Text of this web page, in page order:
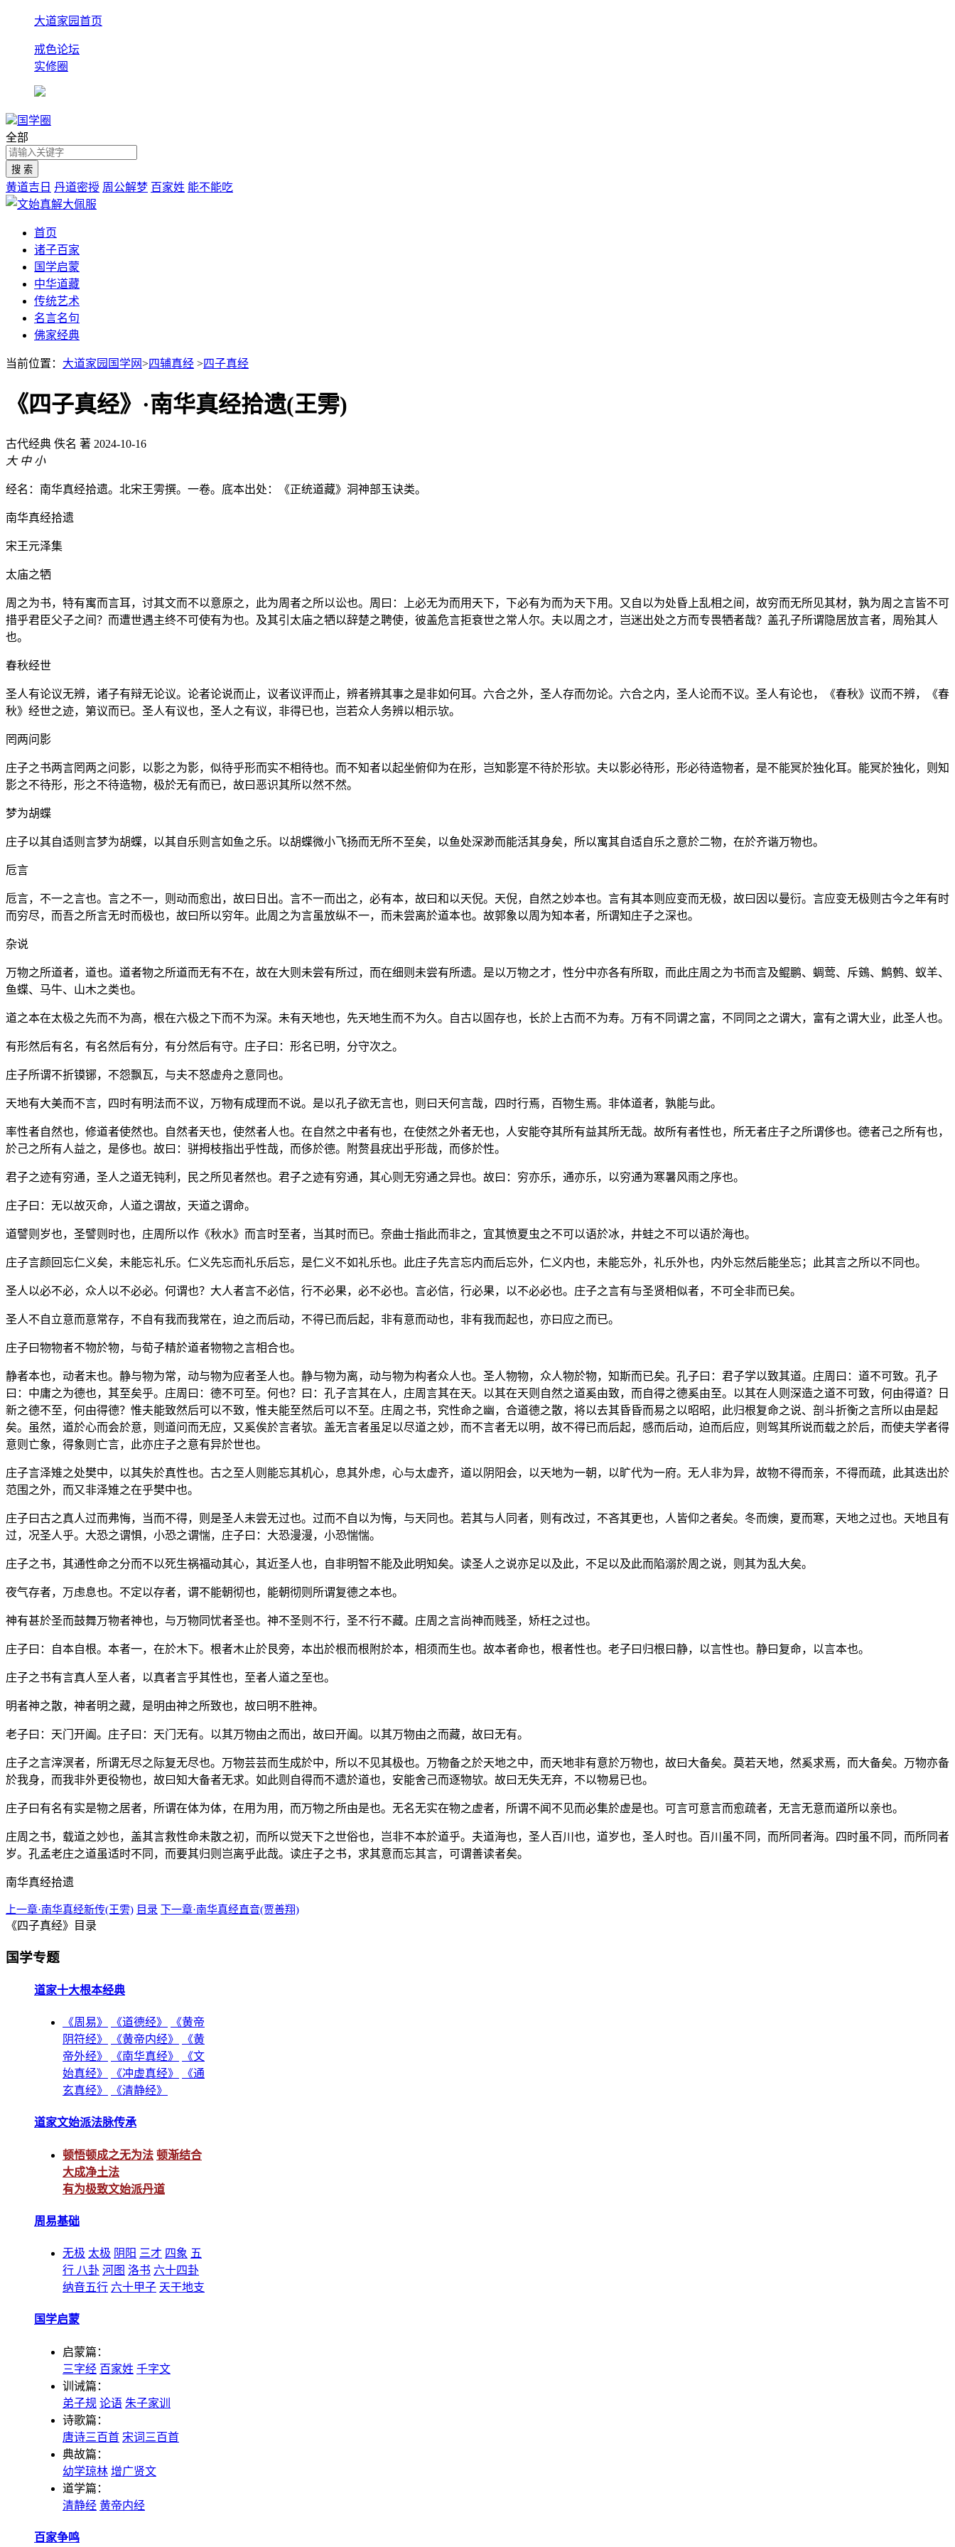
大道家园首页
戒色论坛
实修圈
国学圈
全部
黄道吉日 丹道密授 周公解梦 百家姓 能不能吃
首页
诸子百家
国学启蒙
中华道藏
传统艺术
名言名句
佛家经典
当前位置： 大道家园国学网>四辅真经 >四子真经
《四子真经》·南华真经拾遗(王雱)
古代经典 佚名 著 2024-10-16
大 中 小
经名：南华真经拾遗。北宋王雱撰。一卷。底本出处：《正统道藏》洞神部玉诀类。
南华真经拾遗
宋王元泽集
太庙之牺
周之为书，特有寓而言耳，讨其文而不以意原之，此为周者之所以讼也。周曰：上必无为而用天下，下必有为而为天下用。又自以为处昏上乱相之间，故穷而无所见其材，孰为周之言皆不可
措乎君臣父子之间？而遭世遇主终不可使有为也。及其引太庙之牺以辞楚之聘使，彼盖危言拒衰世之常人尔。夫以周之才，岂迷出处之方而专畏牺者哉？盖孔子所谓隐居放言者，周殆其人
也。
春秋经世
圣人有论议无辨，诸子有辩无论议。论者论说而止，议者议评而止，辨者辨其事之是非如何耳。六合之外，圣人存而勿论。六合之内，圣人论而不议。圣人有论也，《春秋》议而不辨，《春
秋》经世之迹，第议而已。圣人有议也，圣人之有议，非得已也，岂若众人务辨以相示欤。
罔两问影
庄子之书两言罔两之问影，以影之为影，似待乎形而实不相待也。而不知者以起坐俯仰为在形，岂知影寔不待於形欤。夫以影必待形，形必待造物者，是不能冥於独化耳。能冥於独化，则知
影之不待形，形之不待造物，极於无有而已，故曰恶识其所以然不然。
梦为胡蝶
庄子以其自适则言梦为胡蝶，以其自乐则言如鱼之乐。以胡蝶微小飞扬而无所不至矣，以鱼处深渺而能活其身矣，所以寓其自适自乐之意於二物，在於齐谐万物也。
卮言
卮言，不一之言也。言之不一，则动而愈出，故曰日出。言不一而出之，必有本，故曰和以天倪。天倪，自然之妙本也。言有其本则应变而无极，故曰因以曼衍。言应变无极则古今之年有时
而穷尽，而吾之所言无时而极也，故曰所以穷年。此周之为言虽放纵不一，而未尝离於道本也。故郭象以周为知本者，所谓知庄子之深也。
杂说
万物之所道者，道也。道者物之所道而无有不在，故在大则未尝有所过，而在细则未尝有所遗。是以万物之才，性分中亦各有所取，而此庄周之为书而言及鲲鹏、蜩莺、斥鴳、鹪鹩、蚁羊、
鱼蝶、马牛、山木之类也。
道之本在太极之先而不为高，根在六极之下而不为深。未有天地也，先天地生而不为久。自古以固存也，长於上古而不为寿。万有不同谓之富，不同同之之谓大，富有之谓大业，此圣人也。
有形然后有名，有名然后有分，有分然后有守。庄子曰：形名已明，分守次之。
庄子所谓不折镆铘，不怨飘瓦，与夫不怒虚舟之意同也。
天地有大美而不言，四时有明法而不议，万物有成理而不说。是以孔子欲无言也，则曰天何言哉，四时行焉，百物生焉。非体道者，孰能与此。
率性者自然也，修道者使然也。自然者天也，使然者人也。在自然之中者有也，在使然之外者无也，人安能夺其所有益其所无哉。故所有者性也，所无者庄子之所谓侈也。德者己之所有也，
於己之所有人益之，是侈也。故曰：骈拇枝指出乎性哉，而侈於德。附赘县疣出乎形哉，而侈於性。
君子之迹有穷通，圣人之道无钝利，民之所见者然也。君子之迹有穷通，其心则无穷通之异也。故曰：穷亦乐，通亦乐，以穷通为寒暑风雨之序也。
庄子曰：无以故灭命，人道之谓故，天道之谓命。
道譬则岁也，圣譬则时也，庄周所以作《秋水》而言时至者，当其时而已。奈曲士指此而非之，宜其愤夏虫之不可以语於冰，井蛙之不可以语於海也。
庄子言颜回忘仁义矣，未能忘礼乐。仁义先忘而礼乐后忘，是仁义不如礼乐也。此庄子先言忘内而后忘外，仁义内也，未能忘外，礼乐外也，内外忘然后能坐忘；此其言之所以不同也。
圣人以必不必，众人以不必必。何谓也？大人者言不必信，行不必果，必不必也。言必信，行必果，以不必必也。庄子之言有与圣贤相似者，不可全非而已矣。
圣人不自立意而意常存，不自有我而我常在，迫之而后动，不得已而后起，非有意而动也，非有我而起也，亦曰应之而已。
庄子曰物物者不物於物，与荀子精於道者物物之言相合也。
静者本也，动者末也。静与物为常，动与物为应者圣人也。静与物为离，动与物为构者众人也。圣人物物，众人物於物，知斯而已矣。孔子曰：君子学以致其道。庄周曰：道不可致。孔子
曰：中庸之为德也，其至矣乎。庄周曰：德不可至。何也？曰：孔子言其在人，庄周言其在天。以其在天则自然之道奚由致，而自得之德奚由至。以其在人则深造之道不可致，何由得道？日
新之德不至，何由得德？惟夫能致然后可以不致，惟夫能至然后可以不至。庄周之书，究性命之幽，合道德之散，将以去其昏昏而易之以昭昭，此归根复命之说、剖斗折衡之言所以由是起
矣。虽然，道於心而会於意，则道问而无应，又奚俟於言者欤。盖无言者虽足以尽道之妙，而不言者无以明，故不得已而后起，感而后动，迫而后应，则驾其所说而载之於后，而使夫学者得
意则亡象，得象则亡言，此亦庄子之意有异於世也。
庄子言泽雉之处樊中，以其失於真性也。古之至人则能忘其机心，息其外虑，心与太虚齐，道以阴阳会，以天地为一朝，以旷代为一府。无人非为异，故物不得而亲，不得而疏，此其迭出於
范围之外，而又非泽雉之在乎樊中也。
庄子曰古之真人过而弗悔，当而不得，则是圣人未尝无过也。过而不自以为悔，与天同也。若其与人同者，则有改过，不吝其更也，人皆仰之者矣。冬而燠，夏而寒，天地之过也。天地且有
过，况圣人乎。大恐之谓惧，小恐之谓惴，庄子曰：大恐漫漫，小恐惴惴。
庄子之书，其通性命之分而不以死生祸福动其心，其近圣人也，自非明智不能及此明知矣。读圣人之说亦足以及此，不足以及此而陷溺於周之说，则其为乱大矣。
夜气存者，万虑息也。不定以存者，谓不能朝彻也，能朝彻则所谓复德之本也。
神有甚於圣而鼓舞万物者神也，与万物同忧者圣也。神不圣则不行，圣不行不藏。庄周之言尚神而贱圣，矫枉之过也。
庄子曰：自本自根。本者一，在於木下。根者木止於艮旁，本出於根而根附於本，相须而生也。故本者命也，根者性也。老子曰归根曰静，以言性也。静曰复命，以言本也。
庄子之书有言真人至人者，以真者言乎其性也，至者人道之至也。
明者神之散，神者明之藏，是明由神之所致也，故曰明不胜神。
老子曰：天门开阖。庄子曰：天门无有。以其万物由之而出，故曰开阖。以其万物由之而藏，故曰无有。
庄子之言滓溟者，所谓无尽之际复无尽也。万物芸芸而生成於中，所以不见其极也。万物备之於天地之中，而天地非有意於万物也，故曰大备矣。莫若天地，然奚求焉，而大备矣。万物亦备
於我身，而我非外更役物也，故曰知大备者无求。如此则自得而不遗於道也，安能舍己而逐物欤。故曰无失无弃，不以物易已也。
庄子曰有名有实是物之居者，所谓在体为体，在用为用，而万物之所由是也。无名无实在物之虚者，所谓不闻不见而必集於虚是也。可言可意言而愈疏者，无言无意而道所以亲也。
庄周之书，载道之妙也，盖其言救性命未散之初，而所以觉天下之世俗也，岂非不本於道乎。夫道海也，圣人百川也，道岁也，圣人时也。百川虽不同，而所同者海。四时虽不同，而所同者
岁。孔孟老庄之道虽适时不同，而要其归则岂离乎此哉。读庄子之书，求其意而忘其言，可谓善读者矣。
南华真经拾遗
上一章·南华真经新传(王雱) 目录 下一章·南华真经直音(贾善翔)
《四子真经》目录
国学专题
道家十大根本经典
《周易》 《道德经》
《黄帝
阴符经》
《黄帝内经》
《黄
帝外经》
《南华真经》
《文
始真经》
《冲虚真经》
《通
玄真经》
《清静经》
道家文始派法脉传承
顿悟顿成之无为法 顿渐结合
大成净土法
有为极致文始派丹道
周易基础
无极 太极 阴阳 三才 四象 五
行 八卦 河图 洛书 六十四卦
纳音五行 六十甲子 天干地支
国学启蒙
启蒙篇：
三字经 百家姓 千字文
训诫篇：
弟子规 论语 朱子家训
诗歌篇：
唐诗三百首 宋词三百首
典故篇：
幼学琼林 增广贤文
道学篇：
清静经 黄帝内经
百家争鸣